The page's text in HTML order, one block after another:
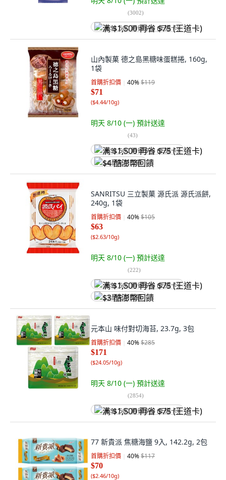
(3002)
满 $1,500 再省 $75 (王道卡)
山內製菓 德之島黑糖味蛋糕捲, 160g,
1袋
首購折扣價 40%$119
$71
($4.44/10g)
明天 8/10 (一) 預計送達
(43)
满 $1,500 再省 $75 (王道卡)
$4 酷澎幣回饋
SANRITSU 三立製菓 源氏派 源氏派餅,
240g, 1袋
首購折扣價 40%$105
$63
($2.63/10g)
明天 8/10 (一) 預計送達
(222)
满 $1,500 再省 $75 (王道卡)
$3 酷澎幣回饋
元本山 味付對切海苔, 23.7g, 3包
首購折扣價 40%$285
$171
($24.05/10g)
明天 8/10 (一) 預計送達
(2854)
满 $1,500 再省 $75 (王道卡)
77 新貴派 焦糖海鹽 9入, 142.2g, 2包
首購折扣價 40%$117
$70
($2.46/10g)